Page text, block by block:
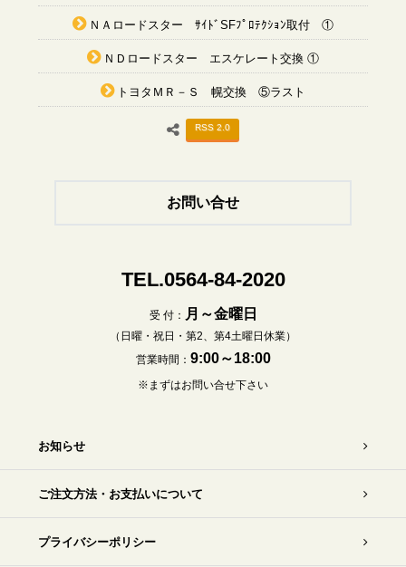
ＮＡロードスター ｻｲﾄﾞSFﾌﾟﾛﾃｸｼｮﾝ取付 ①
ＮＤロードスター エスケレート交換 ①
トヨタＭＲ－Ｓ 幌交換 ⑤ラスト
RSS 2.0
お問い合せ
TEL.0564-84-2020
受 付： 月～金曜日
（日曜・祝日・第2、第4土曜日休業）
営業時間： 9:00～18:00
※まずはお問い合せ下さい
お知らせ
ご注文方法・お支払いについて
プライバシーポリシー